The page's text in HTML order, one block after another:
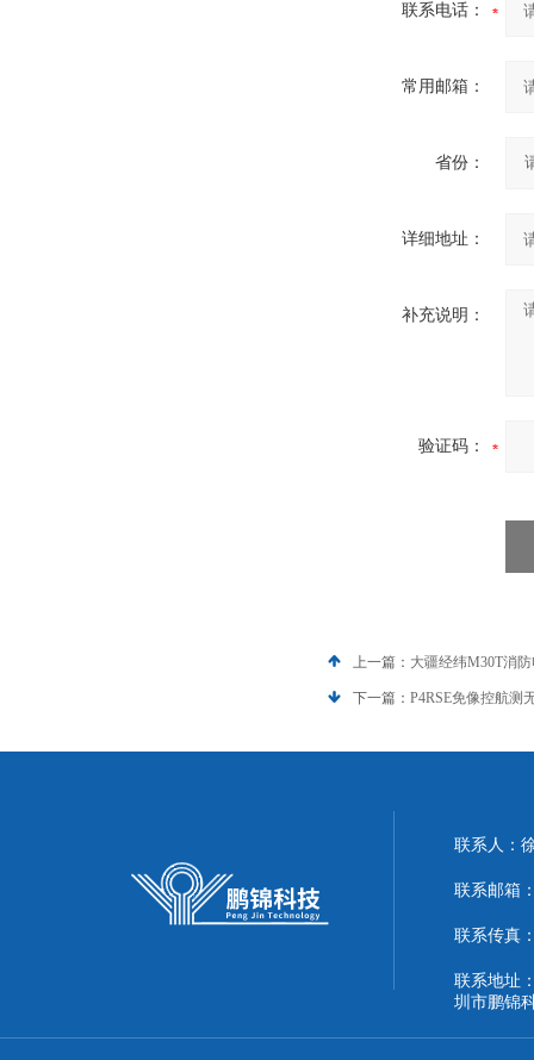
联系电话：
常用邮箱：
省份：
详细地址：
补充说明：
验证码：
上一篇： 大疆经纬M30T消
下一篇： P4RSE免像控航测
联系人：
联系邮箱
联系传真
联系地址
圳市鹏锦